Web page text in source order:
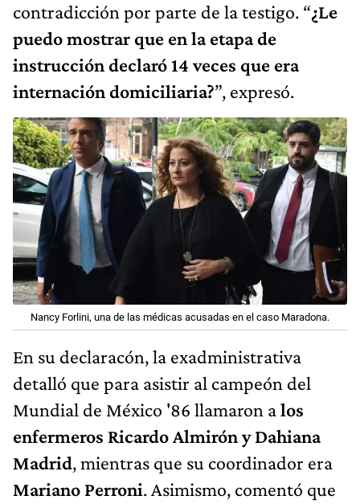
contradicción por parte de la testigo. “¿Le
puedo mostrar que en la etapa de
instrucción declaró 14 veces que era
internación domiciliaria?”, expresó.
Nancy Forlini, una de las médicas acusadas en el caso Maradona.
En su declaracón, la exadministrativa
detalló que para asistir al campeón del
Mundial de México '86 llamaron alos
enfermeros Ricardo Almirón y Dahiana
Madrid, mientras que su coordinador era
Mariano Perroni. Asimismo, comentó que